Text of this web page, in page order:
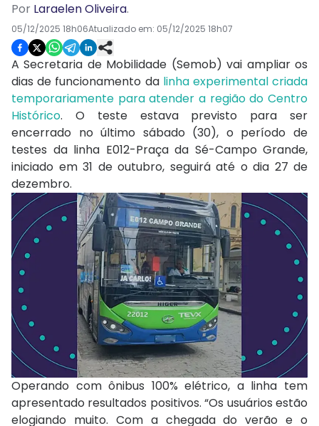
Por Laraelen Oliveira.
05/12/2025 18h06Atualizado em: 05/12/2025 18h07
A Secretaria de Mobilidade (Semob) vai ampliar os
dias de funcionamento da linha experimental criada
temporariamente para atender a região do Centro
Histórico. O teste estava previsto para ser
encerrado no último sábado (30), o período de
testes da linha E012-Praça da Sé-Campo Grande,
iniciado em 31 de outubro, seguirá até o dia 27 de
dezembro.
Operando com ônibus 100% elétrico, a linha tem
apresentado resultados positivos. “Os usuários estão
elogiando muito. Com a chegada do verão e o